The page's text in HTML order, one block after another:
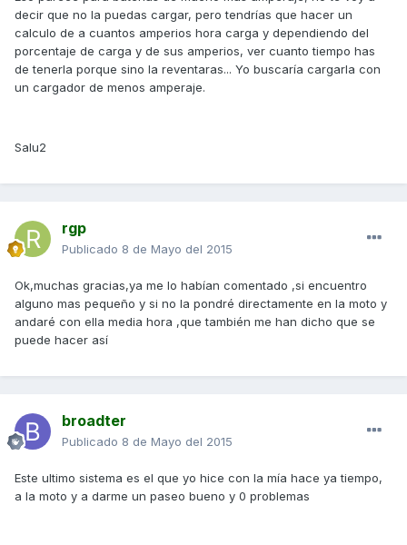
decir que no la puedas cargar, pero tendrías que hacer un
calculo de a cuantos amperios hora carga y dependiendo del
porcentaje de carga y de sus amperios, ver cuanto tiempo has
de tenerla porque sino la reventaras... Yo buscaría cargarla con
un cargador de menos amperaje.
Salu2
rgp
Publicado 8 de Mayo del 2015
Ok,muchas gracias,ya me lo habían comentado ,si encuentro
alguno mas pequeño y si no la pondré directamente en la moto y
andaré con ella media hora ,que también me han dicho que se
puede hacer así
broadter
Publicado 8 de Mayo del 2015
Este ultimo sistema es el que yo hice con la mía hace ya tiempo,
a la moto y a darme un paseo bueno y 0 problemas